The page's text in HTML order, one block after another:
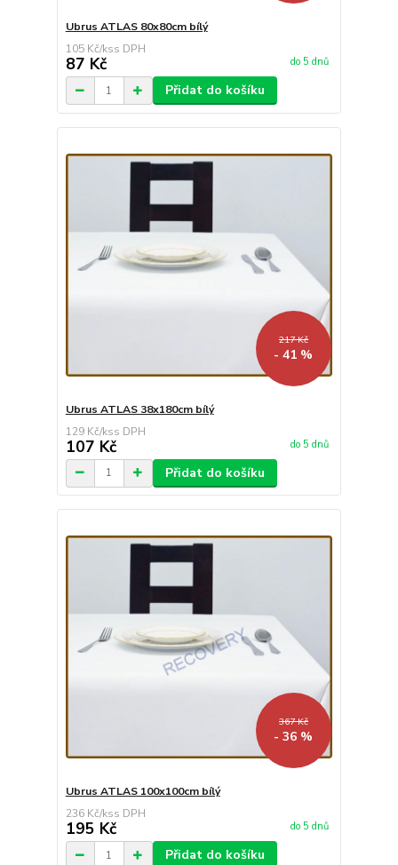
Ubrus ATLAS 80x80cm bílý
105 Kč/ks
87 Kč do 5 dnů
Přidat do košíku
217 Kč
- 41 %
Ubrus ATLAS 38x180cm bílý
129 Kč/ks
107 Kč do 5 dnů
Přidat do košíku
367 Kč
- 36 %
Ubrus ATLAS 100x100cm bílý
236 Kč/ks
195 Kč do 5 dnů
Přidat do košíku